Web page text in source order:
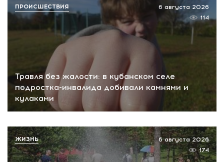
Травля без жалости: в кубанском селе
подростка-инвалида добивали камнями и
кулаками
6 августа 2026
114
ПРОИСШЕСТВИЯ
6 августа 2026
174
ЖИЗНЬ